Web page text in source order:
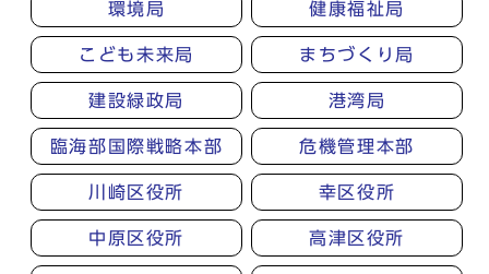
環境局 健康福祉局
こども未来局 まちづくり局
建設緑政局 港湾局
臨海部国際戦略本部 危機管理本部
川崎区役所 幸区役所
中原区役所 高津区役所